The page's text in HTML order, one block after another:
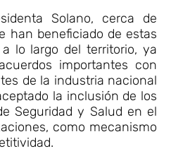
Solano, cerca de
han beneficiado de estas
lo largo del territorio, ya
importantes con
de la industria nacional
la inclusión de los
Seguridad y Salud en el
como mecanismo